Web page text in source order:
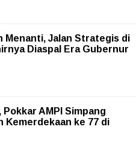
Menanti, Jalan Strategis di
Diaspal Era Gubernur
Pokkar AMPI Simpang
Kemerdekaan ke 77 di